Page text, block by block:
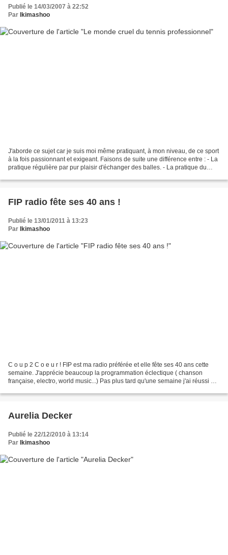
Publié le 14/03/2007 à 22:52
Par Ikimashoo
J'aborde ce sujet car je suis moi même pratiquant, à mon niveau, de ce sport
à la fois passionnant et exigeant. Faisons de suite une différence entre : - La
pratique régulière par pur plaisir d'échanger des balles. - La pratique du
FIP radio fête ses 40 ans !
Publié le 13/01/2011 à 13:23
Par Ikimashoo
C o u p 2 C o e u r ! FIP est ma radio préférée et elle fête ses 40 ans cette
semaine. J'apprécie beaucoup la programmation éclectique ( chanson
française, electro, world music...) Pas plus tard qu'une semaine j'ai réussi à
Aurelia Decker
Publié le 22/12/2010 à 13:14
Par Ikimashoo